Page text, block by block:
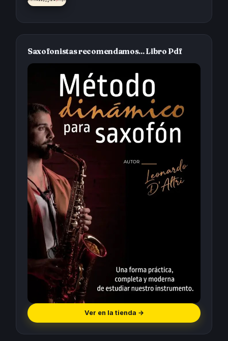
Saxofonistas recomendamos... Libro Pdf
Ver en la tienda →